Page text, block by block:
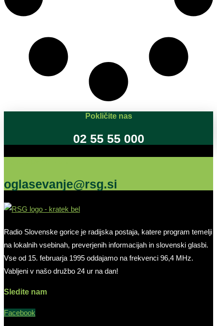
Pokličite nas
02 55 55 000
oglasevanje@rsg.si
Radio Slovenske gorice je radijska postaja, katere program temelji
na lokalnih vsebinah, preverjenih informacijah in slovenski glasbi.
Vse od 15. februarja 1995 oddajamo na frekvenci 96,4 MHz.
Vabljeni v našo družbo 24 ur na dan!
Sledite nam
Facebook